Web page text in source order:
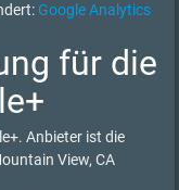
Google Analytics
für die
Anbieter ist die
View, CA